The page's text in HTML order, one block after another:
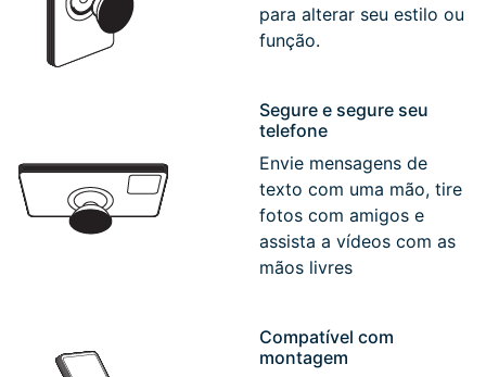
para alterar seu estilo ou
função.
Segure e segure seu
telefone
Envie mensagens de
texto com uma mão, tire
fotos com amigos e
assista a vídeos com as
mãos livres
Compatível com
montagem